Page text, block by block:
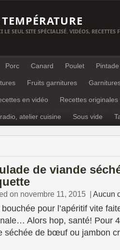
LE SEUL SITE SPÉCIALISÉ. VIDÉOS, RECETTES
Porc Canard Poulet Pintade
Fruits garnitures
en vidéo Recettes originales
atelier cuisine Sous vide
de viande
on novembre 11, 2015 | Aucun
bouchée pour l’apéritif vite
Alors hop, santé! Pour
séchée de bœuf ou jambon